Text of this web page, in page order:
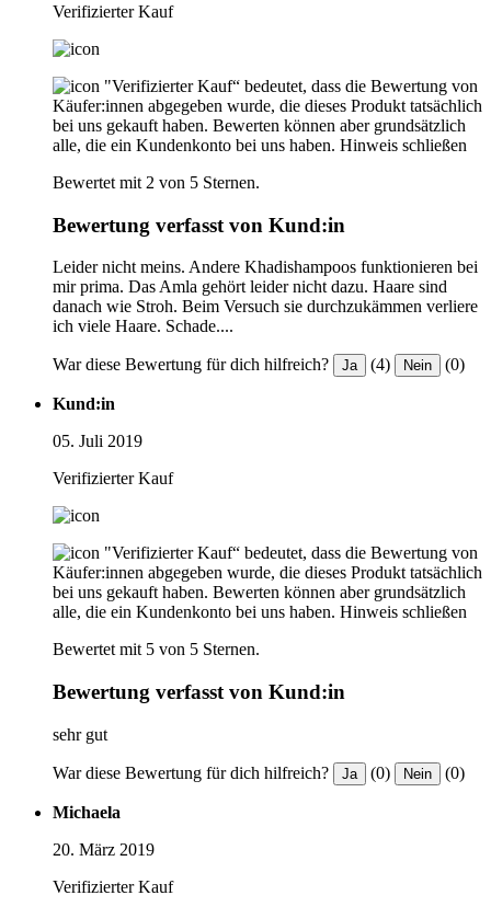
Verifizierter Kauf
"Verifizierter Kauf“ bedeutet, dass die Bewertung von
Käufer:innen abgegeben wurde, die dieses Produkt tatsächlich
bei uns gekauft haben. Bewerten können aber grundsätzlich
alle, die ein Kundenkonto bei uns haben. Hinweis schließen
Bewertet mit 2 von 5 Sternen.
Bewertung verfasst von Kund:in
Leider nicht meins. Andere Khadishampoos funktionieren bei
mir prima. Das Amla gehört leider nicht dazu. Haare sind
danach wie Stroh. Beim Versuch sie durchzukämmen verliere
ich viele Haare. Schade....
War diese Bewertung für dich hilfreich? Ja (4) Nein (0)
Kund:in
05. Juli 2019
Verifizierter Kauf
"Verifizierter Kauf“ bedeutet, dass die Bewertung von
Käufer:innen abgegeben wurde, die dieses Produkt tatsächlich
bei uns gekauft haben. Bewerten können aber grundsätzlich
alle, die ein Kundenkonto bei uns haben. Hinweis schließen
Bewertet mit 5 von 5 Sternen.
Bewertung verfasst von Kund:in
sehr gut
War diese Bewertung für dich hilfreich? Ja (0) Nein (0)
Michaela
20. März 2019
Verifizierter Kauf